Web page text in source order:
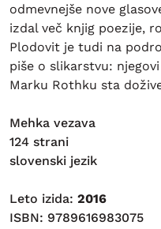
odmevnejše nove
izdal več knjig poezije,
Plodovit je tudi na
piše o slikarstvu:
Marku Rothku sta
Mehka vezava
124 strani
slovenski jezik
Leto izida: 2016
ISBN: 9789616983075